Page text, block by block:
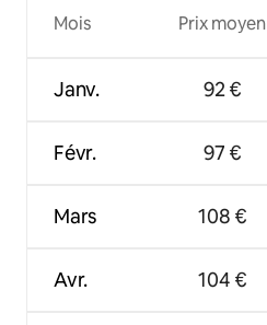
Mois
Janv.
Févr.
Mars
Avr.
Prix moyen
92 €
97 €
108 €
104 €